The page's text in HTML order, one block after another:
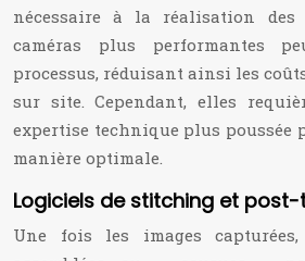
nécessaire à la réalisation des
caméras plus performantes
processus, réduisant ainsi les
sur site. Cependant, elles
expertise technique plus poussée
manière optimale.
Logiciels de stitching et
Une fois les images